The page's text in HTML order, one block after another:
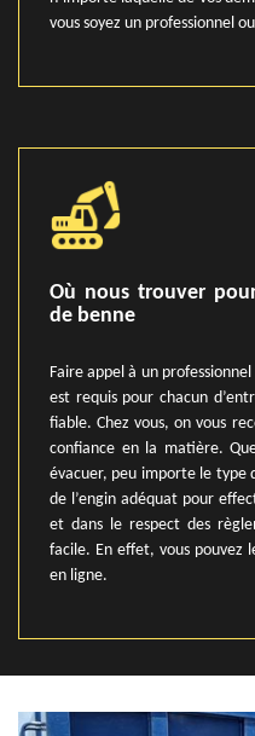
vous soyez un professionnel
Où nous trouver
de benne
Faire appel à un
est requis pour chacun
fiable. Chez vous, on vous
confiance en la matière.
évacuer, peu importe le type
de l’engin adéquat pour
et dans le respect des
facile. En effet, vous pouvez
en ligne.